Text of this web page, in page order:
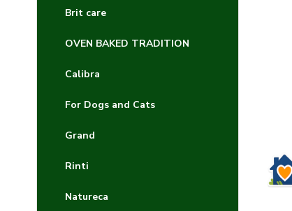
Brit care
OVEN BAKED TRADITION
Calibra
For Dogs and Cats
Grand
Rinti
Natureca